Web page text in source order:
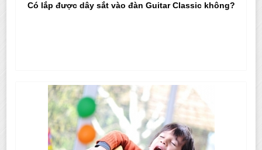
Có lắp được dây sắt vào đàn Guitar Classic không?